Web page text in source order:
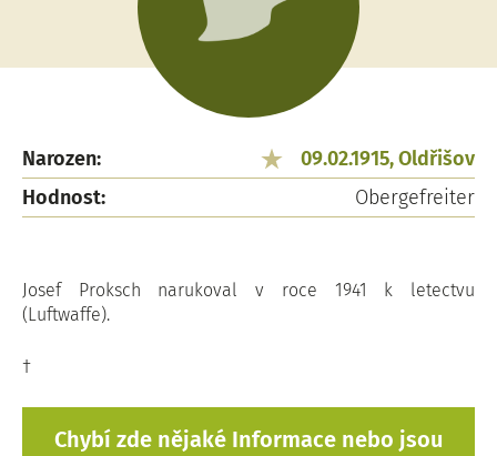
Narozen:
09.02.1915, Oldřišov
Hodnost:
Obergefreiter
Josef Proksch narukoval v roce 1941 k letectvu
(Luftwaffe).
†
Chybí zde nějaké Informace nebo jsou